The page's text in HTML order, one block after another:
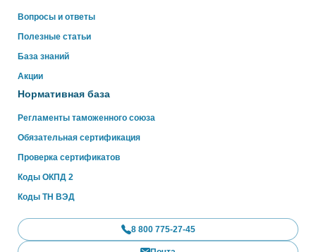
Вопросы и ответы
Полезные статьи
База знаний
Акции
Нормативная база
Регламенты таможенного союза
Обязательная сертификация
Проверка сертификатов
Коды ОКПД 2
Коды ТН ВЭД
8 800 775-27-45